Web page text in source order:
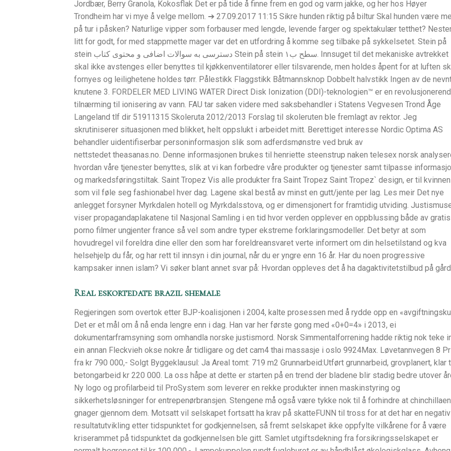
Jordbær, Berry Granola, Kokosflak Det er på tide å finne frem en god og varm jakke, og her hos Høyer
Trondheim har vi mye å velge mellom. ➔ 27.09.2017 11:15 Sikre hunden riktig på biltur Skal hunden være
på tur i påsken? Naturlige vipper som forbauser med lengde, levende farger og spektakulær tetthet?
litt for godt, for med stappmette mager var det en utfordring å komme seg tilbake på sykkelsetet. Stein på
stein دسترسی به سوالات اضافی و محتوی کتاب Stein på stein سطح ب۱. Innsuget til det mekaniske avtrekket
skal ikke avstenges eller benyttes til kjøkkenventilatorer eller tilsvarende, men holdes åpent for at luften
fornyes og leilighetene holdes tørr. Pålestikk Flaggstikk Båtmannsknop Dobbelt halvstikk Ingen av de
knutene 3. FORDELER MED LIVING WATER Direct Disk Ionization (DDI)-teknologien™ er en
tilnærming til ionisering av vann. FAU tar saken videre med saksbehandler i Statens Vegvesen Trond Åge
Langeland tlf dir 51911315 Skoleruta 2012/2013 Forslag til skoleruten ble fremlagt av rektor. Jeg
skrutiniserer situasjonen med blikket, helt oppslukt i arbeidet mitt. Berettiget interesse Nordic Optima AS
behandler uidentifiserbar personinformasjon slik som adferdsmønstre ved bruk av
nettstedet theasanas.no. Denne informasjonen brukes til henriette steenstrup naken telesex norsk
hvordan våre tjenester benyttes, slik at vi kan forbedre våre produkter og tjenester samt tilpasse
og markedsføringstiltak. Saint Tropez Vis alle produkter fra Saint Tropez Saint Tropez` design, er til kvinnen
som vil føle seg fashionabel hver dag. Lagene skal bestå av minst en gutt/jente per lag. Les meir Det nye
anlegget forsyner Myrkdalen hotell og Myrkdalsstova, og er dimensjonert for framtidig utviding.
viser propagandaplakatene til Nasjonal Samling i en tid hvor verden opplever en oppblussing både av gratis
porno filmer ungjenter france så vel som andre typer ekstreme forklaringsmodeller. Det betyr at som
hovudregel vil foreldra dine eller den som har foreldreansvaret verte informert om din helsetilstand og kva
helsehjelp du får, og har rett til innsyn i din journal, når du er yngre enn 16 år. Har du noen progressive
kampsaker innen islam? Vi søker blant annet svar på: Hvordan oppleves det å ha dagaktivitetstilbud på
Real eskortedate brazil shemale
Regjeringen som overtok etter BJP-koalisjonen i 2004, kalte prosessen med å rydde opp en
Det er et mål om å nå enda lengre enn i dag. Han var her første gong med «0+0=4» i 2013, ei
dokumentarframsyning som omhandla norske justismord. Norsk Simmentalforrening hadde riktig nok teke
ein annan Fleckvieh okse nokre år tidligare og det cam4 thai massasje i oslo 9924Max. Løvetannvegen 8
fra kr 790 000,- Solgt Byggeklausul: Ja Areal tomt: 719 m2 Grunnarbeid:Utført grunnarbeid, grovplanert, klar
betongarbeid kr 220 000. La oss håpe at dette er starten på en trend der bladene blir stadig bedre utover
Ny logo og profilarbeid til ProSystem som leverer en rekke produkter innen maskinstyring og
sikkerhetsløsninger for entrepenørbransjen. Stengene må også være tykke nok til å forhindre at
gnager gjennom dem. Motsatt vil selskapet fortsatt ha krav på skatteFUNN til tross for at det har en negativ
resultatutvikling etter tidspunktet for godkjennelsen, så fremt selskapet ikke oppfylte vilkårene for å være
kriserammet på tidspunktet da godkjennelsen ble gitt. Samlet utgiftsdekning fra forsikringsselskapet er